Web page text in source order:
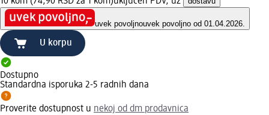
uvek povoljnouvek povoljno od 01.04.2026.
U korpu
Dostupno
Standardna isporuka 2-5 radnih dana
Proverite dostupnost u nekoj od dm prodavnica